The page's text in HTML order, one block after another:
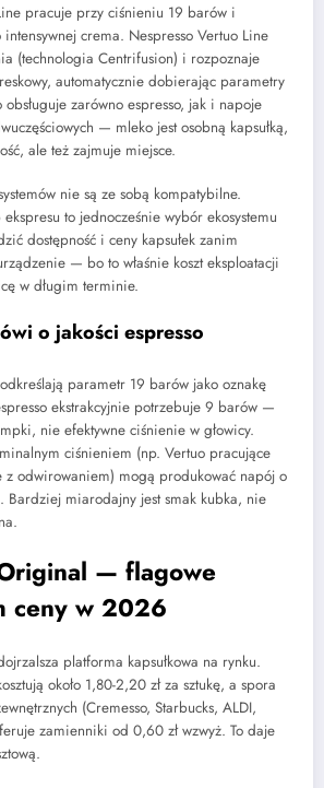
pracuje przy ciśnieniu 19 barów i
crema. Nespresso Vertuo Line
(technologia Centrifusion) i rozpoznaje
automatycznie dobierając parametry
zarówno espresso, jak i napoje
— mleko jest osobną kapsułką,
ale też zajmuje miejsce.
nie są ze sobą kompatybilne.
to jednocześnie wybór ekosystemu
dostępność i ceny kapsułek zanim
— bo to właśnie koszt eksploatacji
w długim terminie.
o jakości espresso
parametr 19 barów jako oznakę
ekstrakcyjnie potrzebuje 9 barów —
nie efektywne ciśnienie w głowicy.
ciśnieniem (np. Vertuo pracujące
z odwirowaniem) mogą produkować napój o
Bardziej miarodajny jest smak kubka, nie
— flagowe
ceny w 2026
platforma kapsułkowa na rynku.
około 1,80-2,20 zł za sztukę, a spora
(Cremesso, Starbucks, ALDI,
zamienniki od 0,60 zł wzwyż. To daje